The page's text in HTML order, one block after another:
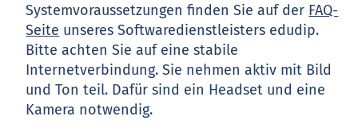
Systemvoraussetzungen finden Sie auf der FAQ-
Seite unseres Softwaredienstleisters edudip.
Bitte achten Sie auf eine stabile
Internetverbindung. Sie nehmen aktiv mit Bild
und Ton teil. Dafür sind ein Headset und eine
Kamera notwendig.